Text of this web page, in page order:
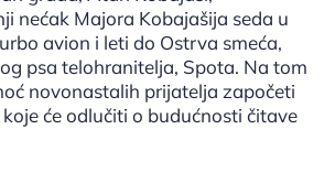
nećak Majora Kobajašija seda u
avion i leti do Ostrva smeća,
psa telohranitelja, Spota. Na tom
novonastalih prijatelja započeti
će odlučiti o budućnosti čitave